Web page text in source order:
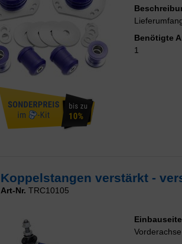
Benötigte
1
Koppelstangen verstärkt -
Art-Nr. TRC10105
Vorderachse